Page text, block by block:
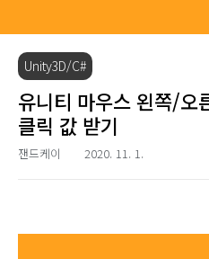
Unity3D/C#
유니티 마우스 왼쪽/오
클릭 값 받기
잰드케이 2020. 11. 1.